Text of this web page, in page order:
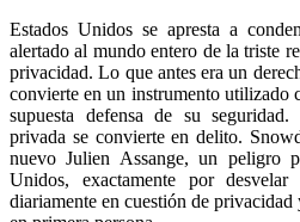
Estados Unidos se apresta a
alertado al mundo entero de la triste
privacidad. Lo que antes era un
convierte en un instrumento utilizado
supuesta defensa de su
privada se convierte en delito.
nuevo Julien Assange, un peligro
Unidos, exactamente por
diariamente en cuestión de